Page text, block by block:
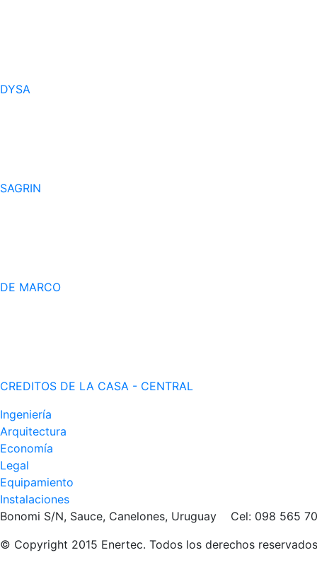
DYSA
SAGRIN
DE MARCO
CREDITOS DE LA CASA - CENTRAL
Ingeniería
Arquitectura
Economía
Legal
Equipamiento
Instalaciones
Bonomi S/N, Sauce, Canelones, Uruguay Cel: 098 565
© Copyright 2015 Enertec. Todos los derechos reservados